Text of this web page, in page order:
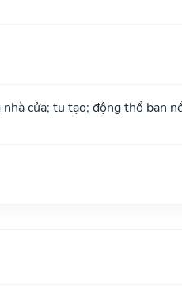
cửa; tu tạo; động thổ ban